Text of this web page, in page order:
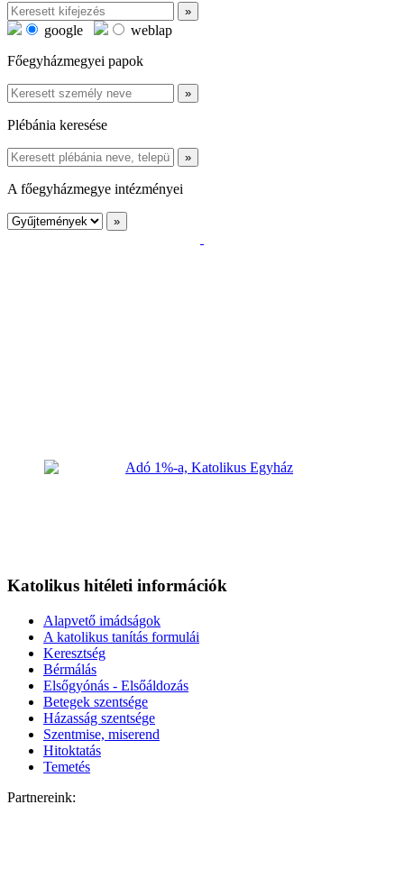
google
weblap
Főegyházmegyei papok
Plébánia keresése
A főegyházmegye intézményei
Katolikus hitéleti információk
Alapvető imádságok
A katolikus tanítás formulái
Keresztség
Bérmálás
Elsőgyónás - Elsőáldozás
Betegek szentsége
Házasság szentsége
Szentmise, miserend
Hitoktatás
Temetés
Partnereink: